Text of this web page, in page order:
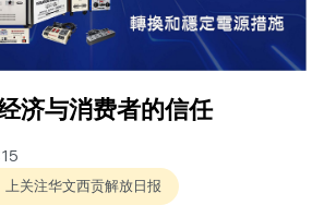
济与消费者的信任
上关注华文西贡解放日报